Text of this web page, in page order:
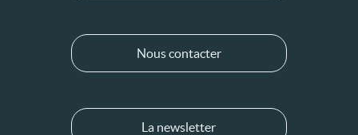
Nous contacter
La newsletter